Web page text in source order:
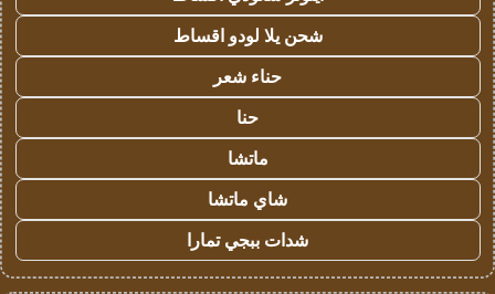
شحن يلا لودو اقساط
حناء شعر
حنا
ماتشا
شاي ماتشا
شدات ببجي تمارا